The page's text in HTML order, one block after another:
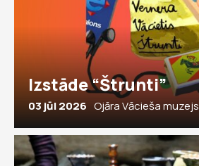
Izstāde “Štrunti”
03 jūl 2026 Ojāra Vācieša muzejs